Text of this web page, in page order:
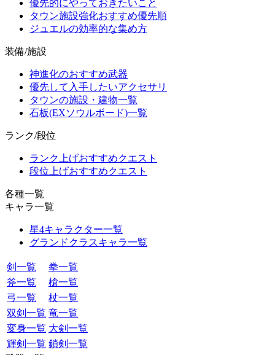
優先的にやっておきたいこと
タウン施設強化おすすめ優先順
ジュエルの効率的な集め方
装備/施設
神進化のおすすめ武器
優先して入手したいアクセサリ
タウンの施設・建物一覧
石板(EXソウルボード)一覧
ランク/段位
ランク上げおすすめクエスト
段位上げおすすめクエスト
各種一覧
キャラ一覧
星4キャラクター一覧
グランドクラスキャラ一覧
剣一覧
拳一覧
斧一覧
槍一覧
弓一覧
杖一覧
双剣一覧 竜一覧
変身一覧 大剣一覧
輝剣一覧 鎖剣一覧